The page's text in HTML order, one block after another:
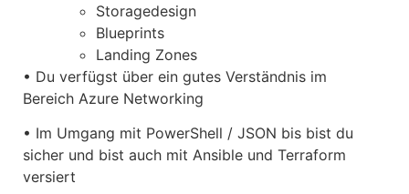
Storagedesign
Blueprints
Landing Zones
• Du verfügst über ein gutes Verständnis im
Bereich Azure Networking
• Im Umgang mit PowerShell / JSON bis bist du
sicher und bist auch mit Ansible und Terraform
versiert